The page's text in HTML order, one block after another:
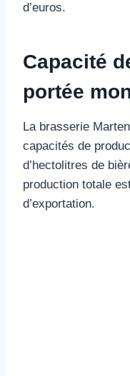
d’euros.
Capacité
portée
La brasserie
capacités de
d’hectolitres de
production totale
d’exportation.